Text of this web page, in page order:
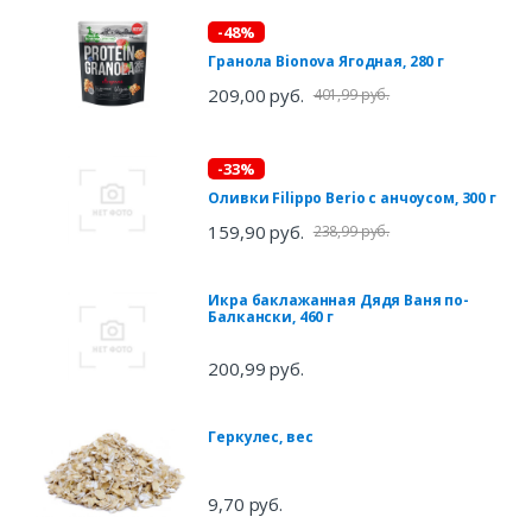
-48%
Гранола Bionova Ягодная, 280 г
209,00 руб. 401,99 руб.
-33%
Оливки Filippo Berio с анчоусом, 300 г
159,90 руб. 238,99 руб.
Икра баклажанная Дядя Ваня по-
Балкански, 460 г
200,99 руб.
Геркулес, вес
9,70 руб.